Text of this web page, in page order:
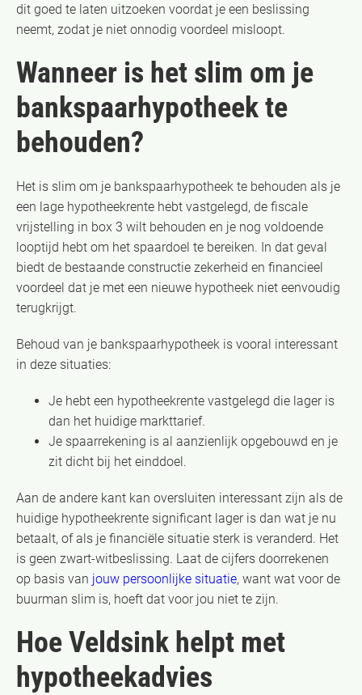
dit goed te laten uitzoeken voordat je een beslissing
neemt, zodat je niet onnodig voordeel misloopt.
Wanneer is het slim om je
bankspaarhypotheek te
behouden?
Het is slim om je bankspaarhypotheek te behouden als je
een lage hypotheekrente hebt vastgelegd, de fiscale
vrijstelling in box 3 wilt behouden en je nog voldoende
looptijd hebt om het spaardoel te bereiken. In dat geval
biedt de bestaande constructie zekerheid en financieel
voordeel dat je met een nieuwe hypotheek niet eenvoudig
terugkrijgt.
Behoud van je bankspaarhypotheek is vooral interessant
in deze situaties:
Je hebt een hypotheekrente vastgelegd die lager is
dan het huidige markttarief.
Je spaarrekening is al aanzienlijk opgebouwd en je
zit dicht bij het einddoel.
Aan de andere kant kan oversluiten interessant zijn als de
huidige hypotheekrente significant lager is dan wat je nu
betaalt, of als je financiële situatie sterk is veranderd. Het
is geen zwart-witbeslissing. Laat de cijfers doorrekenen
op basis van jouw persoonlijke situatie, want wat voor de
buurman slim is, hoeft dat voor jou niet te zijn.
Hoe Veldsink helpt met
hypotheekadvies